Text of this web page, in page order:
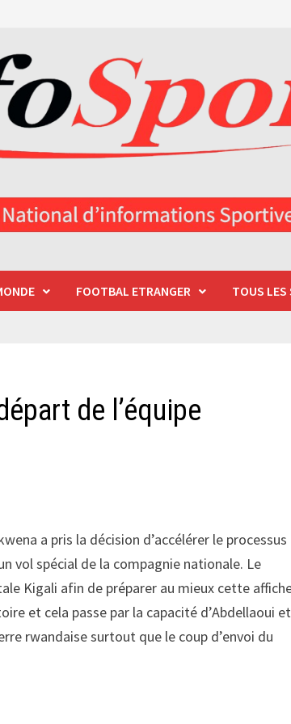
FOOTBAL ETRANGER TOUS LES
de l’équipe
a pris la décision d’accélérer le processus
vol spécial de la compagnie nationale. Le
Kigali afin de préparer au mieux cette
et cela passe par la capacité d’Abdellaoui et
rwandaise surtout que le coup d’envoi du